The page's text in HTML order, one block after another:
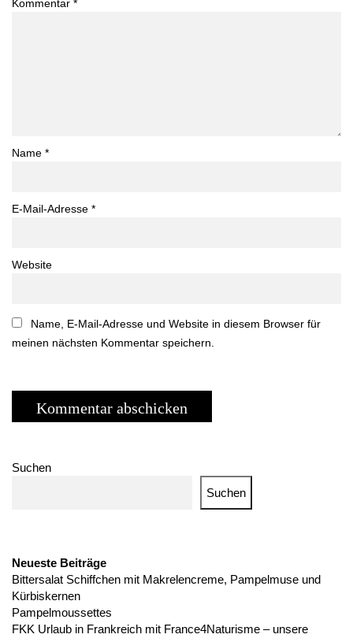
Kommentar *
Name *
E-Mail-Adresse *
Website
Name, E-Mail-Adresse und Website in diesem Browser für
meinen nächsten Kommentar speichern.
Suchen
Suchen
Neueste Beiträge
Bittersalat Schiffchen mit Makrelencreme, Pampelmuse und
Kürbiskernen
Pampelmoussettes
FKK Urlaub in Frankreich mit France4Naturisme – unsere